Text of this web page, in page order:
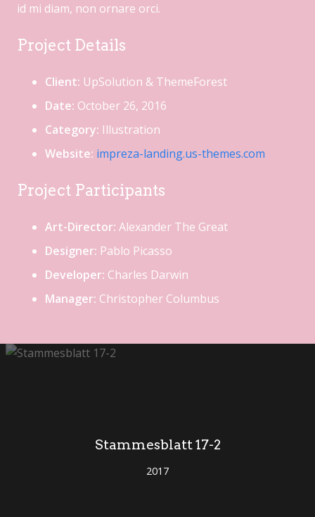
id mi diam, non ornare orci.
Project Details
Client: UpSolution & ThemeForest
Date: October 26, 2016
Category: Illustration
Website: impreza-landing.us-themes.com
Project Participants
Art-Director: Alexander The Great
Designer: Pablo Picasso
Developer: Charles Darwin
Manager: Christopher Columbus
Stammesblatt 17-2
2017